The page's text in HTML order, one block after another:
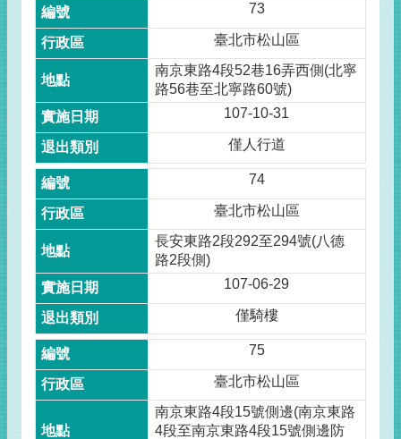
73
臺北市松山區
南京東路4段52巷16弄西側(北寧
路56巷至北寧路60號)
107-10-31
僅人行道
74
臺北市松山區
長安東路2段292至294號(八德
路2段側)
107-06-29
僅騎樓
75
臺北市松山區
南京東路4段15號側邊(南京東路
4段至南京東路4段15號側邊防